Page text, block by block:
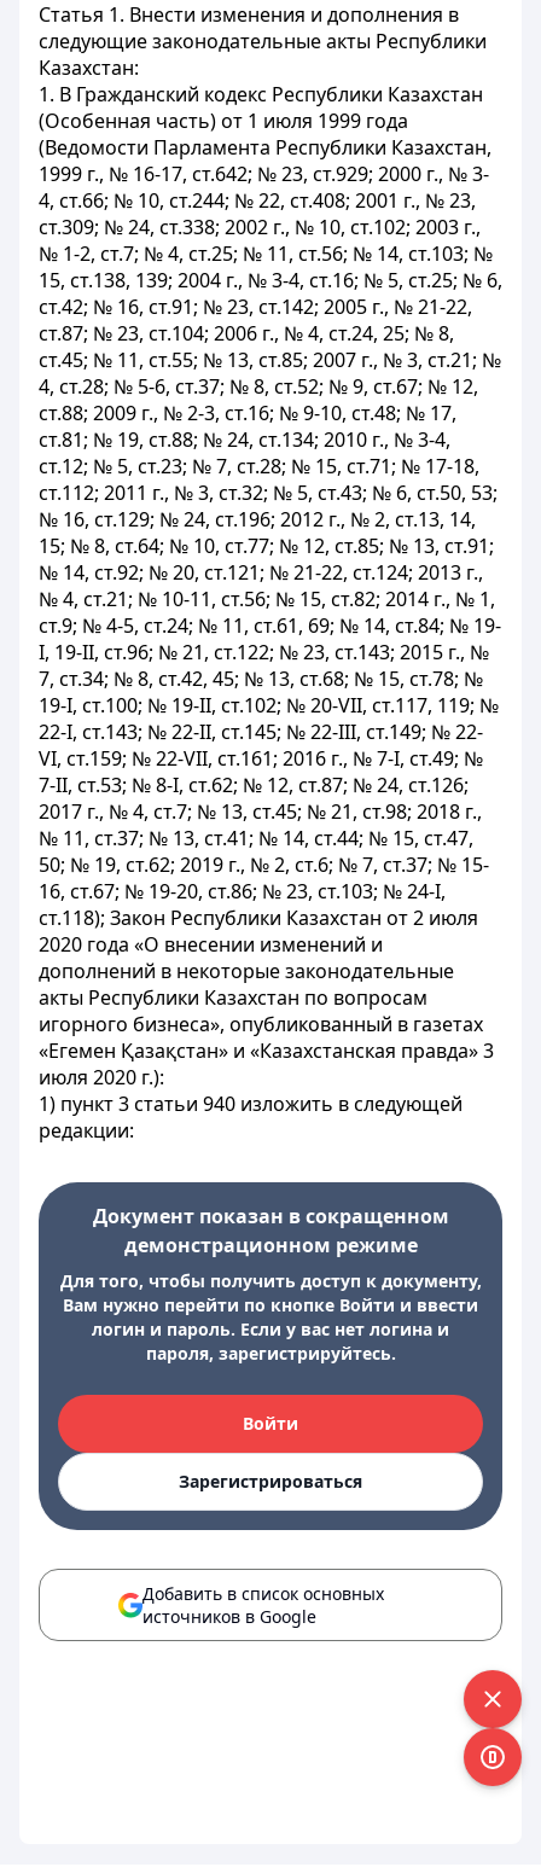
Статья 1. Внести изменения и дополнения в
следующие законодательные акты Республики
Казахстан:
1. В Гражданский кодекс Республики Казахстан
(Особенная часть) от 1 июля 1999 года
(Ведомости Парламента Республики Казахстан,
1999 г., № 16-17, ст.642; № 23, ст.929; 2000 г., № 3-
4, ст.66; № 10, ст.244; № 22, ст.408; 2001 г., № 23,
ст.309; № 24, ст.338; 2002 г., № 10, ст.102; 2003 г.,
№ 1-2, ст.7; № 4, ст.25; № 11, ст.56; № 14, ст.103; №
15, ст.138, 139; 2004 г., № 3-4, ст.16; № 5, ст.25; № 6,
ст.42; № 16, ст.91; № 23, ст.142; 2005 г., № 21-22,
ст.87; № 23, ст.104; 2006 г., № 4, ст.24, 25; № 8,
ст.45; № 11, ст.55; № 13, ст.85; 2007 г., № 3, ст.21; №
4, ст.28; № 5-6, ст.37; № 8, ст.52; № 9, ст.67; № 12,
ст.88; 2009 г., № 2-3, ст.16; № 9-10, ст.48; № 17,
ст.81; № 19, ст.88; № 24, ст.134; 2010 г., № 3-4,
ст.12; № 5, ст.23; № 7, ст.28; № 15, ст.71; № 17-18,
ст.112; 2011 г., № 3, ст.32; № 5, ст.43; № 6, ст.50, 53;
№ 16, ст.129; № 24, ст.196; 2012 г., № 2, ст.13, 14,
15; № 8, ст.64; № 10, ст.77; № 12, ст.85; № 13, ст.91;
№ 14, ст.92; № 20, ст.121; № 21-22, ст.124; 2013 г.,
№ 4, ст.21; № 10-11, ст.56; № 15, ст.82; 2014 г., № 1,
ст.9; № 4-5, ст.24; № 11, ст.61, 69; № 14, ст.84; № 19-
І, 19-II, ст.96; № 21, ст.122; № 23, ст.143; 2015 г., №
7, ст.34; № 8, ст.42, 45; № 13, ст.68; № 15, ст.78; №
19-І, ст.100; № 19-II, ст.102; № 20-VII, ст.117, 119; №
22-І, ст.143; № 22-II, ст.145; № 22-III, ст.149; № 22-
VI, ст.159; № 22-VII, ст.161; 2016 г., № 7-І, ст.49; №
7-II, ст.53; № 8-І, ст.62; № 12, ст.87; № 24, ст.126;
2017 г., № 4, ст.7; № 13, ст.45; № 21, ст.98; 2018 г.,
№ 11, ст.37; № 13, ст.41; № 14, ст.44; № 15, ст.47,
50; № 19, ст.62; 2019 г., № 2, ст.6; № 7, ст.37; № 15-
16, ст.67; № 19-20, ст.86; № 23, ст.103; № 24-І,
ст.118); Закон Республики Казахстан от 2 июля
2020 года «О внесении изменений и
дополнений в некоторые законодательные
акты Республики Казахстан по вопросам
игорного бизнеса», опубликованный в газетах
«Егемен Қазақстан» и «Казахстанская правда» 3
июля 2020 г.):
1) пункт 3 статьи 940 изложить в следующей
редакции:
Документ показан в сокращенном
демонстрационном режиме
Для того, чтобы получить доступ к документу,
Вам нужно перейти по кнопке Войти и ввести
логин и пароль. Если у вас нет логина и
пароля, зарегистрируйтесь.
Войти
Зарегистрироваться
Добавить в список основных
источников в Google